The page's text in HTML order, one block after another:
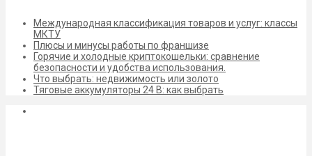
Международная классификация товаров и услуг: классы
МКТУ
Плюсы и минусы работы по франшизе
Горячие и холодные криптокошельки: сравнение
безопасности и удобства использования.
Что выбрать: недвижимость или золото
Тяговые аккумуляторы 24 В: как выбрать